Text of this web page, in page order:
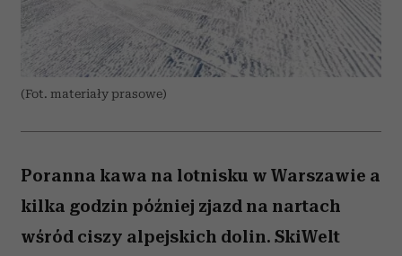
(Fot. materiały prasowe)
Poranna kawa na lotnisku w Warszawie a
kilka godzin później zjazd na nartach
wśród ciszy alpejskich dolin. SkiWelt